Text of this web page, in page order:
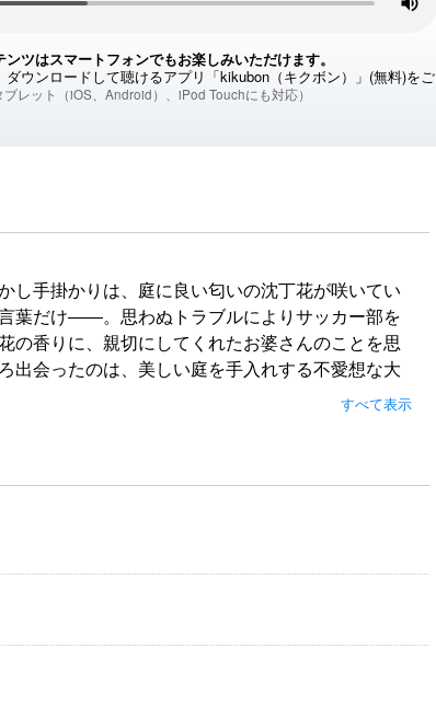
ツはスマートフォンでもお楽しみいただけます。
ダウンロードして聴けるアプリ「kikubon（キクボン）」(無料)をご
ブレット（iOS、Android）、iPod Touchにも対応）
し手掛かりは、庭に良い匂いの沈丁花が咲いてい
葉だけ――。思わぬトラブルによりサッカー部を
の香りに、親切にしてくれたお婆さんのことを思
出会ったのは、美しい庭を手入れする不愛想な大
な心で、航大と共に謎に向き合う。植物が絡むさ
なおす、優しさに満ちた連作ミステリ。鮎川哲也
すべて表示